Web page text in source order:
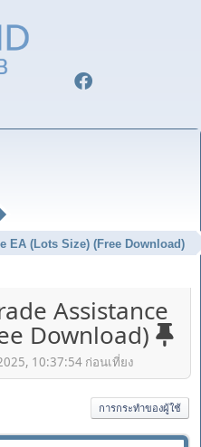
EA (Lots Size) (Free Download)
Assistance
Download)
10:37:54 ก่อนเที่ยง
การกระทำของผู้ใช้